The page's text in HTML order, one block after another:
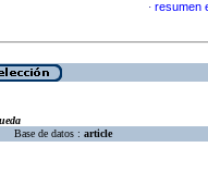
· resumen
Base de datos : article